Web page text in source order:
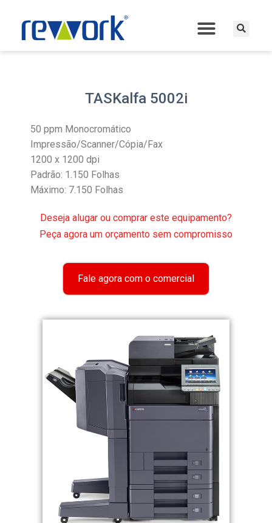
TASKalfa 5002i
50 ppm Monocromático
Impressão/Scanner/Cópia/Fax
1200 x 1200 dpi
Padrão: 1.150 Folhas
Máximo: 7.150 Folhas
Deseja alugar ou comprar este equipamento?
Peça agora um orçamento sem compromisso
Fale agora com o comercial